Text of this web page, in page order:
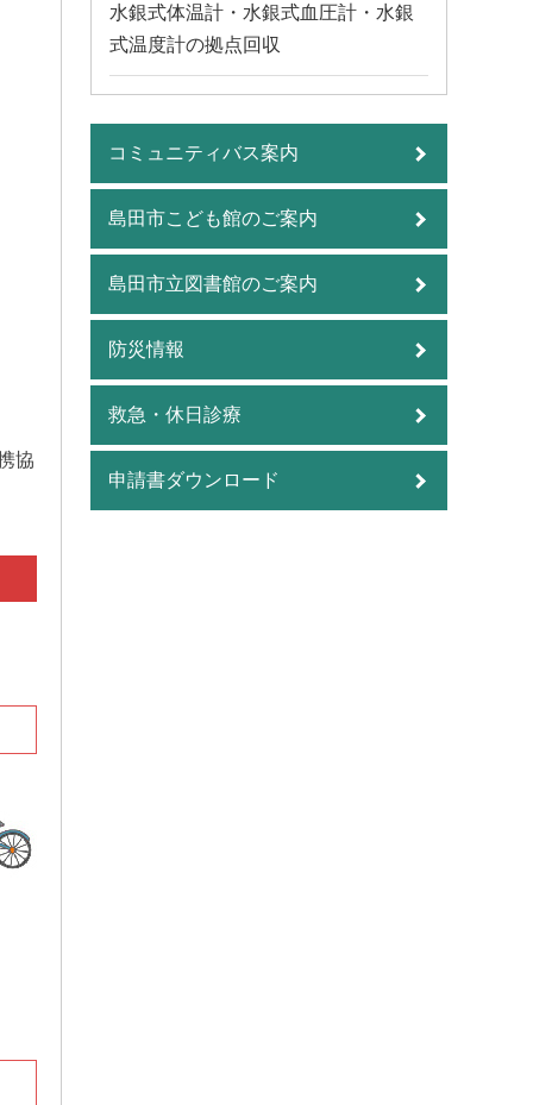
協
水銀式体温計・水銀式血圧計・水銀
式温度計の拠点回収
コミュニティバス案内
島田市こども館のご案内
島田市立図書館のご案内
防災情報
救急・休日診療
申請書ダウンロード